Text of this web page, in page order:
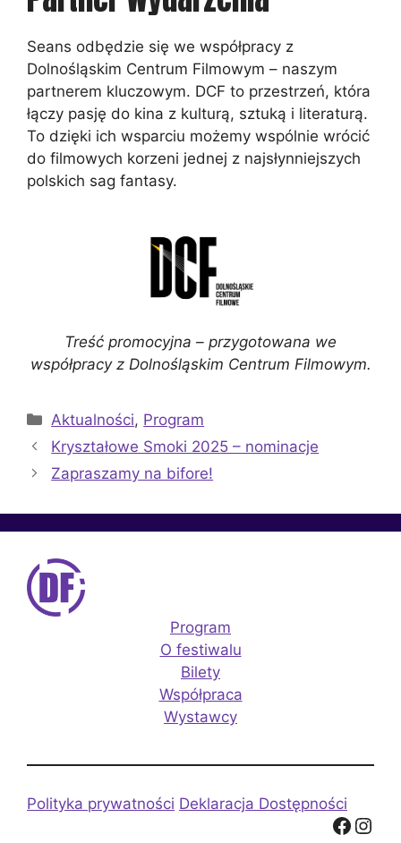
Seans odbędzie się we współpracy z
Dolnośląskim Centrum Filmowym – naszym
partnerem kluczowym. DCF to przestrzeń, która
łączy pasję do kina z kulturą, sztuką i literaturą.
To dzięki ich wsparciu możemy wspólnie wrócić
do filmowych korzeni jednej z najsłynniejszych
polskich sag fantasy.
Treść promocyjna – przygotowana we
współpracy z Dolnośląskim Centrum Filmowym.
Kategorie
Aktualności, Program
Kryształowe Smoki 2025 – nominacje
Zapraszamy na bifore!
Program
O festiwalu
Bilety
Współpraca
Wystawcy
Polityka prywatności Deklaracja Dostępności
Facebook Instagram